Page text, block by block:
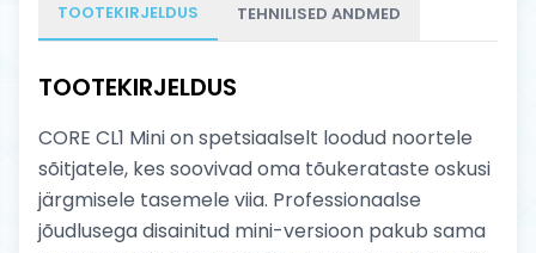
TOOTEKIRJELDUS TEHNILISED ANDMED
TOOTEKIRJELDUS
CORE CL1 Mini on spetsiaalselt loodud noortele
sõitjatele, kes soovivad oma tõukerataste oskusi
järgmisele tasemele viia. Professionaalse
jõudlusega disainitud mini-versioon pakub sama